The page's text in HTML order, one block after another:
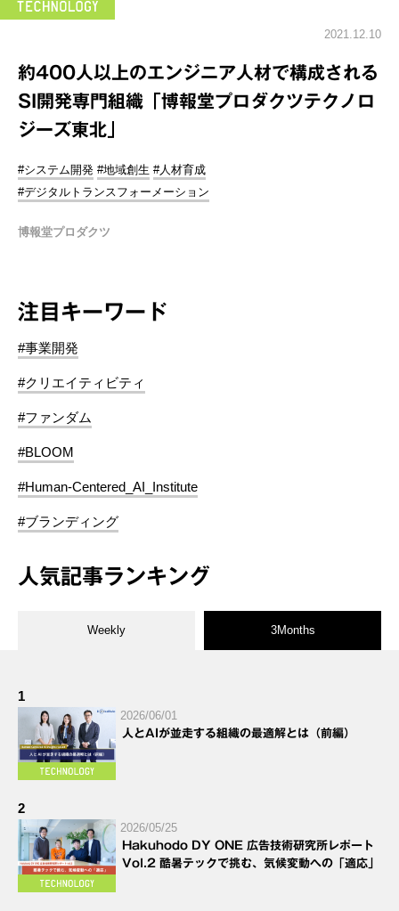
2021.12.10
約400人以上のエンジニア人材で構成される
SI開発専門組織「博報堂プロダクツテクノロ
ジーズ東北」
#システム開発 #地域創生 #人材育成
#デジタルトランスフォーメーション
博報堂プロダクツ
注目キーワード
#事業開発
#クリエイティビティ
#ファンダム
#BLOOM
#Human-Centered_AI_Institute
#ブランディング
人気記事ランキング
Weekly 3Months
1
2026/06/01
人とAIが並走する組織の最適解とは（前編）
2
2026/05/25
Hakuhodo DY ONE 広告技術研究所レポート
Vol.2 酷暑テックで挑む、気候変動への「適応」